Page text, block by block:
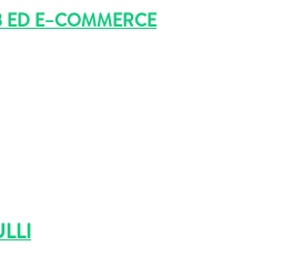
ED E–COMMERCE